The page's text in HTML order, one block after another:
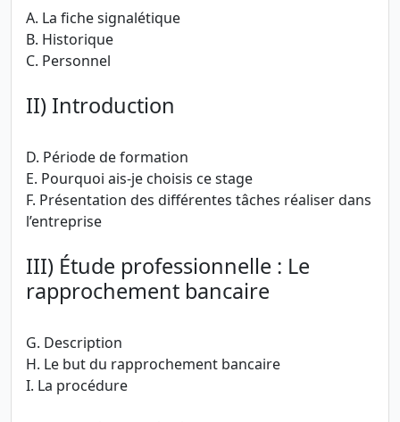
A. La fiche signalétique
B. Historique
C. Personnel
II) Introduction
D. Période de formation
E. Pourquoi ais-je choisis ce stage
F. Présentation des différentes tâches réaliser dans
l’entreprise
III) Étude professionnelle : Le
rapprochement bancaire
G. Description
H. Le but du rapprochement bancaire
I. La procédure